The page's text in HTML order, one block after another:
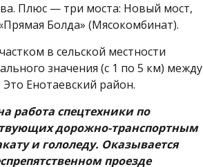
Плюс — три моста: Новый мост,
Болда» (Мясокомбинат).
в сельской местности
значения (с 1 по 5 км) между
Енотаевский район.
работа спецтехники по
дорожно-транспортным
и гололеду. Оказывается
проезде